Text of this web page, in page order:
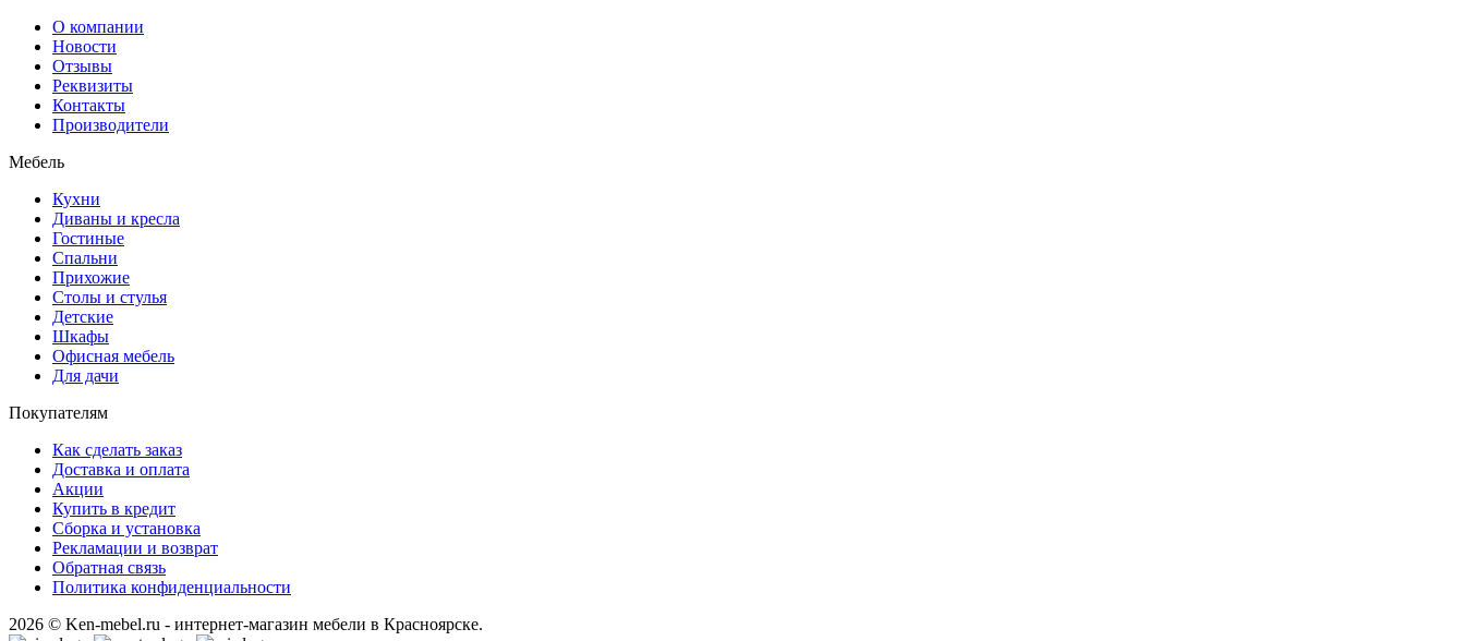
О компании
Новости
Отзывы
Реквизиты
Контакты
Производители
Мебель
Кухни
Диваны и кресла
Гостиные
Спальни
Прихожие
Столы и стулья
Детские
Шкафы
Офисная мебель
Для дачи
Покупателям
Как сделать заказ
Доставка и оплата
Акции
Купить в кредит
Сборка и установка
Рекламации и возврат
Обратная связь
Политика конфиденциальности
2026 © Ken-mebel.ru - интернет-магазин мебели в Красноярске.